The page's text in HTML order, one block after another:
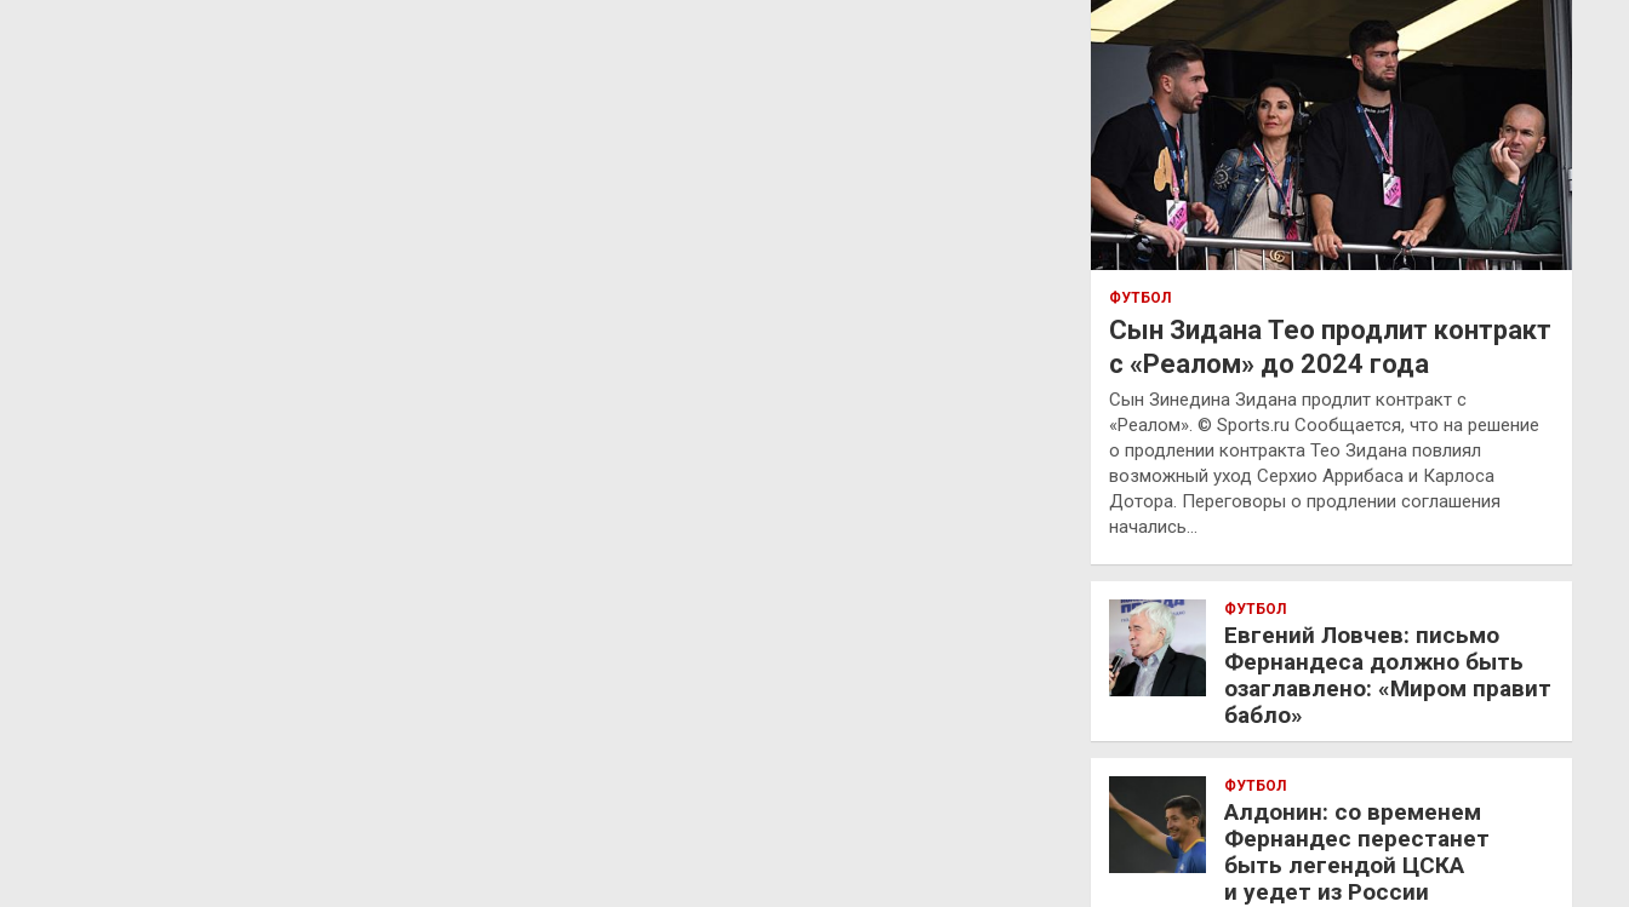
ФУТБОЛ
Сын Зидана Тео продлит контракт
с «Реалом» до 2024 года
Сын Зинедина Зидана продлит контракт с
«Реалом». © Sports.ru Сообщается, что на решение
о продлении контракта Тео Зидана повлиял
возможный уход Серхио Аррибаса и Карлоса
Дотора. Переговоры о продлении соглашения
начались…
ФУТБОЛ
Евгений Ловчев: письмо
Фернандеса должно быть
озаглавлено: «Миром правит
бабло»
ФУТБОЛ
Алдонин: со временем
Фернандес перестанет
быть легендой ЦСКА
и уедет из России